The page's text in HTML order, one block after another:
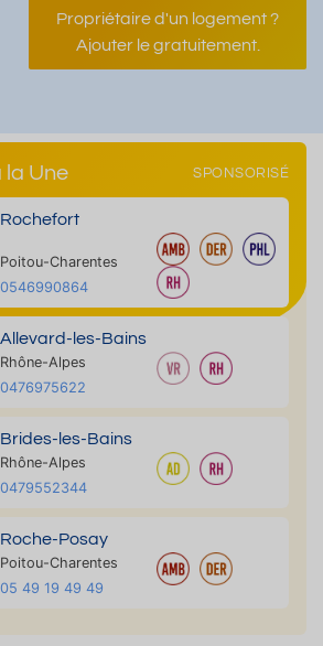
Propriétaire d'un logement ?
Ajouter le gratuitement.
la Une SPONSORISÉ
Rochefort
Poitou-Charentes
0546990864
Allevard-les-Bains
Rhône-Alpes
0476975622
Brides-les-Bains
Rhône-Alpes
0479552344
Roche-Posay
Poitou-Charentes
05 49 19 49 49